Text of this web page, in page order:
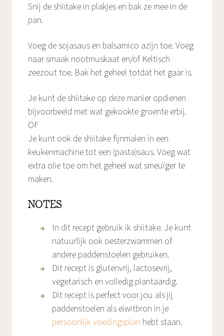
Snij de shiitake in plakjes en bak ze mee in de
pan.
Voeg de sojasaus en balsamico azijn toe. Voeg
naar smaak nootmuskaat en/of Keltisch
zeezout toe. Bak het geheel totdat het gaar is.
Je kunt de shiitake op deze manier opdienen
bijvoorbeeld met wat gekookte groente erbij.
OF
Je kunt ook de shiitake fijnmalen in een
keukenmachine tot een (pasta)saus. Voeg wat
extra olie toe om het geheel wat smeuïger te
maken.
NOTES
In dit recept gebruik ik shiitake. Je kunt
natuurlijk ook oesterzwammen of
andere paddenstoelen gebruiken.
Dit recept is glutenvrij, lactosevrij,
vegetarisch en volledig plantaardig.
Dit recept is perfect voor jou als jij
paddenstoelen als eiwitbron in je
persoonlijk voedingsplan hebt staan.